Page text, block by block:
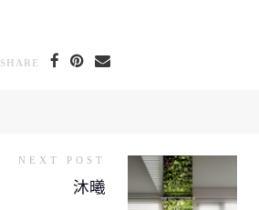
SHARE
NEXT POST
沐曦